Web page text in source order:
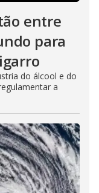
entre
para
do álcool e do
a